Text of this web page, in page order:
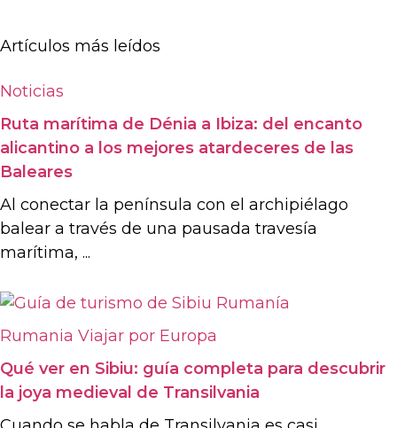
Artículos más leídos
Noticias
Ruta marítima de Dénia a Ibiza: del encanto
alicantino a los mejores atardeceres de las
Baleares
Al conectar la península con el archipiélago
balear a través de una pausada travesía
marítima, ...
Rumania Viajar por Europa
Qué ver en Sibiu: guía completa para descubrir
la joya medieval de Transilvania